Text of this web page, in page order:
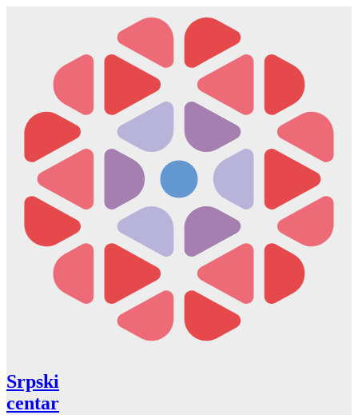
Srpski
centar